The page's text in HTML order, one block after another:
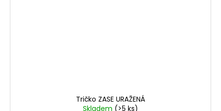
Tričko ZASE URAŽENÁ
Skladem (>5 ks)